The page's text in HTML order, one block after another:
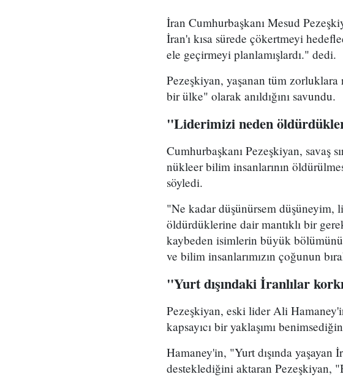
İran Cumhurbaşkanı Mesud
İran'ı kısa sürede çökertmeyi
ele geçirmeyi planlamışlardı." dedi.
Pezeşkiyan, yaşanan tüm zorluklara
bir ülke" olarak anıldığını savundu.
"Liderimizi neden
Cumhurbaşkanı Pezeşkiyan, savaş
nükleer bilim insanlarının
söyledi.
"Ne kadar düşünürsem düşüneyim,
öldürdüklerine dair mantıklı bir
kaybeden isimlerin büyük
ve bilim insanlarımızın çoğunun
"Yurt dışındaki İranlılar
Pezeşkiyan, eski lider Ali
kapsayıcı bir yaklaşımı
Hamaney'in, "Yurt dışında yaşayan
desteklediğini aktaran Pezeşkiyan,